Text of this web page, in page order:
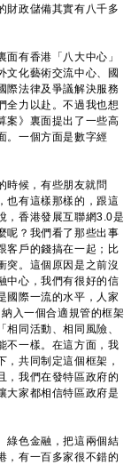
財政儲備其實有八千多
有香港「八大中心」
文化藝術交流中心、國
際法律及爭議解決服務
全力以赴。不過我也想
案》裏面提出了一些高
。一個方面是數字經
候，有些朋友就問
也有這樣那樣的，跟這
，香港發展互聯網3.0是
呢？我們看了那些出事
客戶的錢搞在一起；比
突。這個原因是之前沒
中心，我們有很好的信
國際一流的水平，人家
入一個合適規管的框架
同活動、相同風險、
不一樣。在這方面，我
共同制定這個框架，
，我們在發特區政府的
大家都相信特區政府是
色金融，把這兩個結
，有一百多家很不錯的